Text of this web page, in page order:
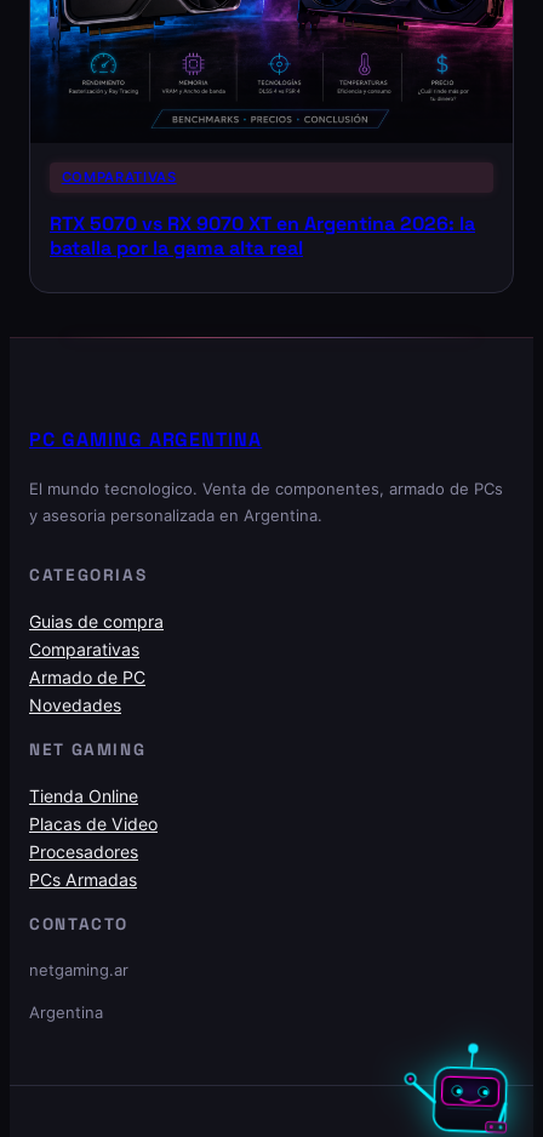
COMPARATIVAS
RTX 5070 vs RX 9070 XT en Argentina 2026: la
batalla por la gama alta real
PC GAMING ARGENTINA
El mundo tecnologico. Venta de componentes, armado de PCs
y asesoria personalizada en Argentina.
CATEGORIAS
Guias de compra
Comparativas
Armado de PC
Novedades
NET GAMING
Tienda Online
Placas de Video
Procesadores
PCs Armadas
CONTACTO
netgaming.ar
Argentina